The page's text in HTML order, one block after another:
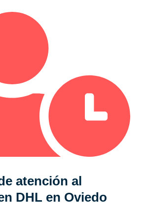
atención al
DHL en Oviedo